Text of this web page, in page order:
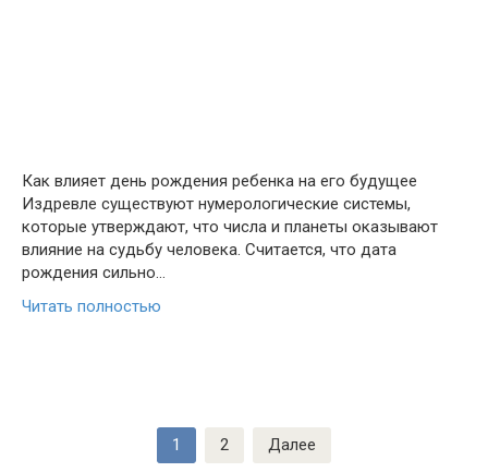
Как влияет день рождения ребенка на его будущее
Издревле существуют нумерологические системы,
которые утверждают, что числа и планеты оказывают
влияние на судьбу человека. Считается, что дата
рождения сильно…
Читать полностью
1 2 Далее